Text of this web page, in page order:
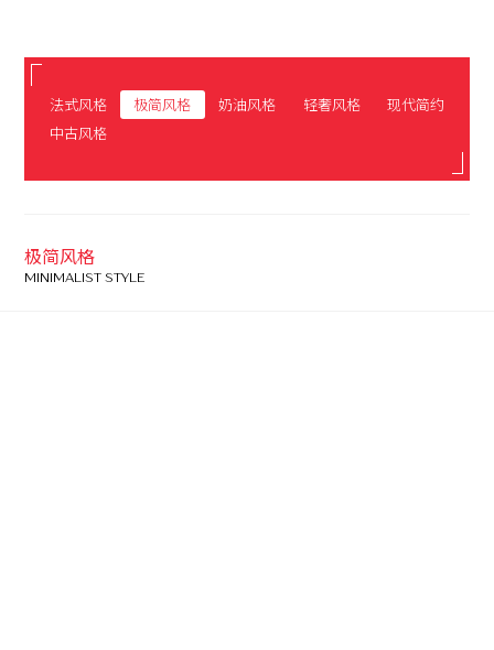
法式风格 极简风格 奶油风格 轻奢风格
现代简约
中古风格
极简风格
MINIMALIST STYLE